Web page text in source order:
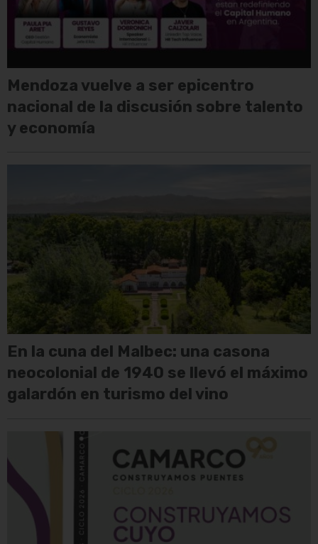
Mendoza vuelve a ser epicentro
nacional de la discusión sobre talento
y economía
En la cuna del Malbec: una casona
neocolonial de 1940 se llevó el máximo
galardón en turismo del vino